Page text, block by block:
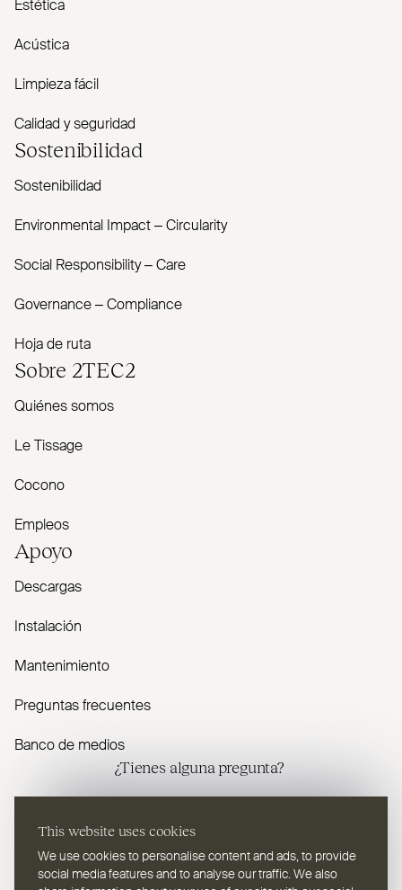
This website uses cookies
We use cookies to personalise content and ads, to provide
social media features and to analyse our traffic. We also
Estética
Acústica
Limpieza fácil
Calidad y seguridad
Sostenibilidad
Sostenibilidad
Envi­ronmental Impact – Cir­cularity
Social Responsibility – Care
Governance – Com­pliance
Hoja de ruta
Sobre 2TEC2
Quiénes somos
Le Tissage
Cocono
Empleos
Apoyo
Descargas
Instalación
Mantenimiento
Preguntas frecuentes
Banco de medios
¿Tienes alguna pregunta?
Contáctenos